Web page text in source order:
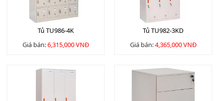
Tủ TU986-4K
Giá bán:6,315,000 VNĐ
Tủ TU982-3KD
Giá bán:4,365,000 VNĐ